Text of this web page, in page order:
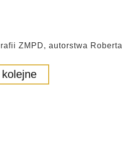
ZMPD, autorstwa Roberta